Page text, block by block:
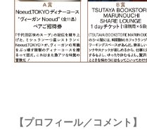
【プロフィール／コメント】